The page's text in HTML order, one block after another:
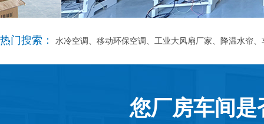
热门搜索： 水冷空调、移动环保空调、工业大风扇厂家、降温水帘
您厂房车间